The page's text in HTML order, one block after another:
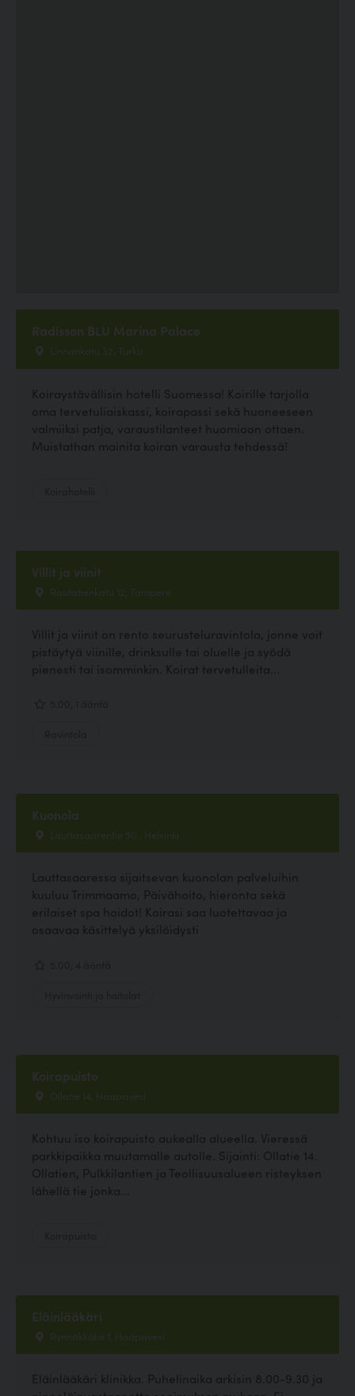
Radisson BLU Marina Palace
Linnankatu 32, Turku
Koiraystävällisin hotelli Suomessa! Koirille tarjolla
oma tervetuliaiskassi, koirapassi sekä huoneeseen
valmiiksi patja, varaustilanteet huomioon ottaen.
Muistathan mainita koiran varausta tehdessä!
Villit ja viinit
Rautatienkatu 12, Tampere
Villit ja viinit on rento seurusteluravintola, jonne voit
pistäytyä viinille, drinksulle tai oluelle ja syödä
pienesti tai isomminkin. Koirat tervetulleita...
Kuonola
Lauttasaarentie 50 , Helsinki
Lauttasaaressa sijaitsevan kuonolan palveluihin
kuuluu Trimmaamo, Päivähoito, hieronta sekä
erilaiset spa hoidot! Koirasi saa luotettavaa ja
osaavaa käsittelyä yksilöidysti
Koirapuisto
Ollatie 14, Haapavesi
Kohtuu iso koirapuisto aukealla alueella. Vieressä
parkkipaikka muutamalle autolle. Sijainti: Ollatie 14.
Ollatien, Pulkkilantien ja Teollisuusalueen risteyksen
lähellä tie jonka...
Eläinlääkäri
Rynnäkkötie 1, Haapavesi
Eläinlääkäri klinikka. Puhelinaika arkisin 8.00-9.30 ja